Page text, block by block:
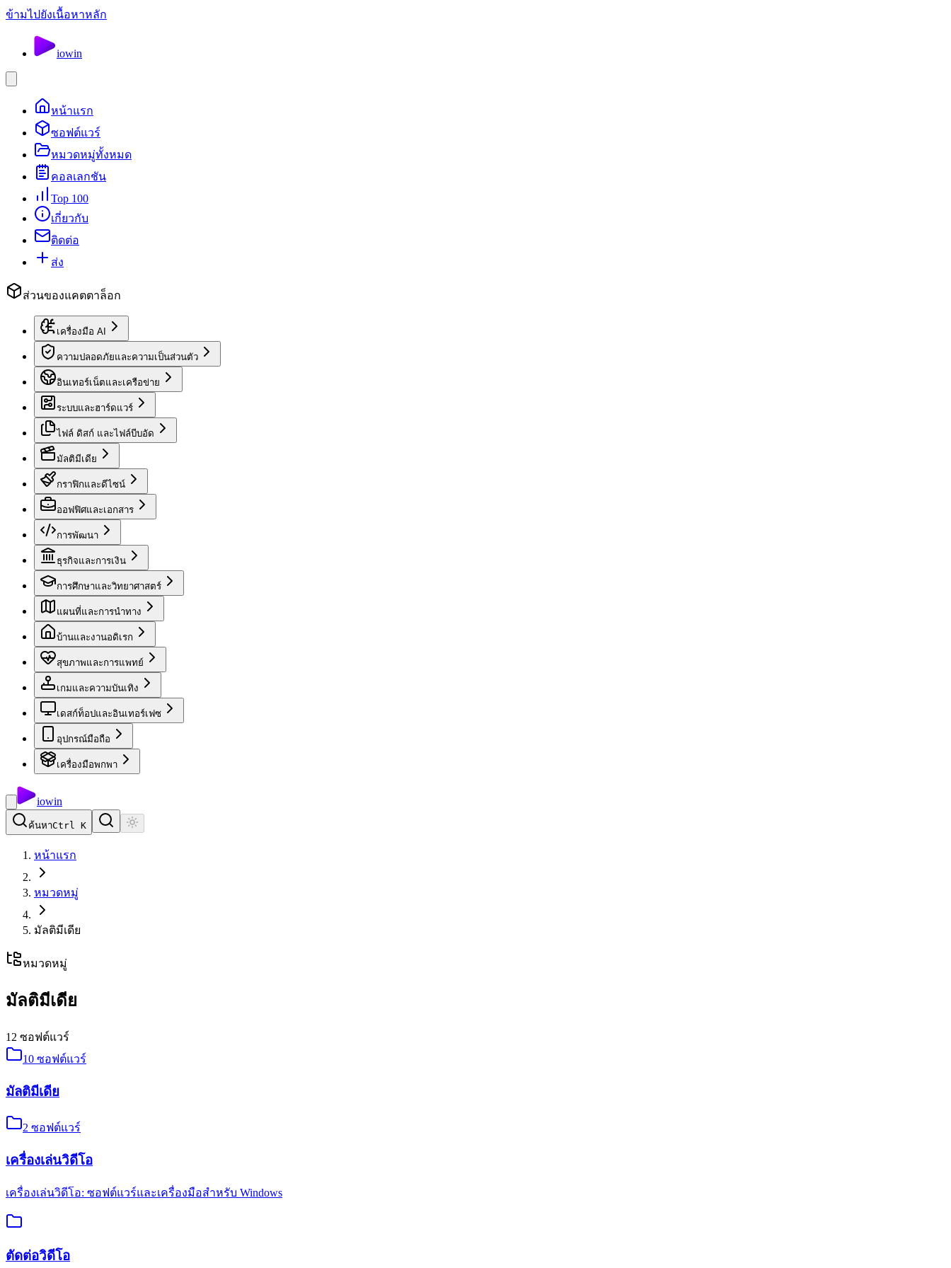
ข้ามไปยังเนื้อหาหลัก
iowin
หน้าแรก
ซอฟต์แวร์
หมวดหมู่ทั้งหมด
คอลเลกชัน
Top 100
เกี่ยวกับ
ติดต่อ
ส่ง
ส่วนของแคตตาล็อก
เครื่องมือ AI
ความปลอดภัยและความเป็นส่วนตัว
อินเทอร์เน็ตและเครือข่าย
ระบบและฮาร์ดแวร์
ไฟล์ ดิสก์ และไฟล์บีบอัด
มัลติมีเดีย
กราฟิกและดีไซน์
ออฟฟิศและเอกสาร
การพัฒนา
ธุรกิจและการเงิน
การศึกษาและวิทยาศาสตร์
แผนที่และการนำทาง
บ้านและงานอดิเรก
สุขภาพและการแพทย์
เกมและความบันเทิง
เดสก์ท็อปและอินเทอร์เฟซ
อุปกรณ์มือถือ
เครื่องมือพกพา
iowin
ค้นหาCtrl K
หน้าแรก
หมวดหมู่
มัลติมีเดีย
หมวดหมู่
มัลติมีเดีย
12 ซอฟต์แวร์
10 ซอฟต์แวร์
มัลติมีเดีย
2 ซอฟต์แวร์
เครื่องเล่นวิดีโอ
เครื่องเล่นวิดีโอ: ซอฟต์แวร์และเครื่องมือสำหรับ Windows
ตัดต่อวิดีโอ